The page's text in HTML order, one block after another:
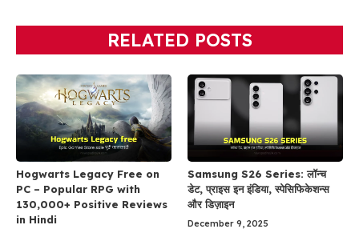
RELATED POSTS
Hogwarts Legacy Free on
PC – Popular RPG with
130,000+ Positive Reviews
in Hindi
Samsung S26 Series: लॉन्च
डेट, प्राइस इन इंडिया, स्पेसिफिकेशन्स
और डिज़ाइन
December 9, 2025